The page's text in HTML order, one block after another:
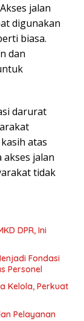
jalan
digunakan
biasa.
dan
darurat
atas
jalan
tidak
DPR, Ini
Fondasi
Personel
Kelola, Perkuat
Pelayanan